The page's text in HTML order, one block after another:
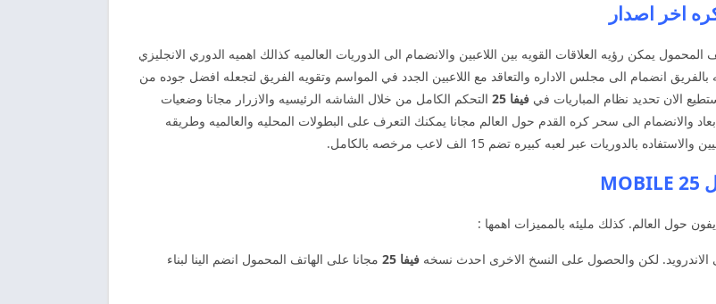
المحمول يمكن رؤيه العلاقات القويه بين اللاعبين والانضمام الى الدوريات العالميه كذالك اهميه الدوري الانجليزي
انضمام الى مجلس الاداره والتعاقد مع اللاعبين الجدد في المواسم وتقويه الفريق لتجعله افضل جوده من
الان تحديد نظام المباريات في فيفا 25
التحكم الكامل من خلال الشاشه الرئيسيه والازرار مجانا وضعيات
والانضمام الى سحر كره القدم حول العالم مجانا يمكنك التعرف على البطولات المحليه والعالميه وطريقه
عبر لعبه كبيره تضم 15 الف لاعب مرخصه بالكامل.
حول العالم. كذلك مليئه بالمميزات اهمها :
الاندرويد. لكن والحصول على النسخ الاخرى احدث نسخه فيفا 25
مجانا على الهاتف المحمول انضم الينا لبناء